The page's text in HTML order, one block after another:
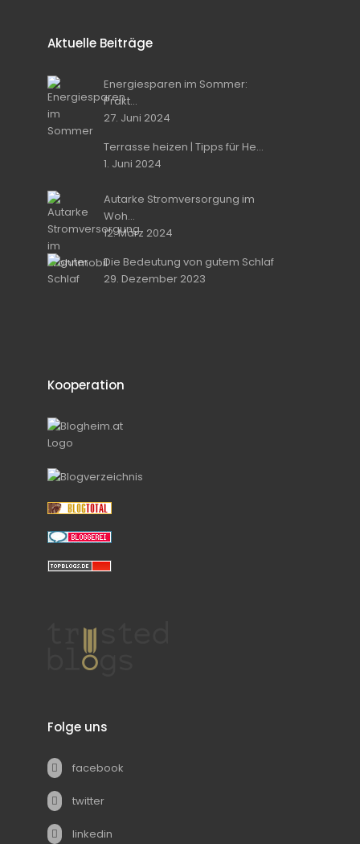
Aktuelle Beiträge
Energiesparen im Sommer:
Prakt...
27. Juni 2024
Terrasse heizen | Tipps für He...
1. Juni 2024
Autarke Stromversorgung im
Woh...
12. März 2024
Die Bedeutung von gutem Schlaf
29. Dezember 2023
Kooperation
Folge uns
facebook
twitter
linkedin